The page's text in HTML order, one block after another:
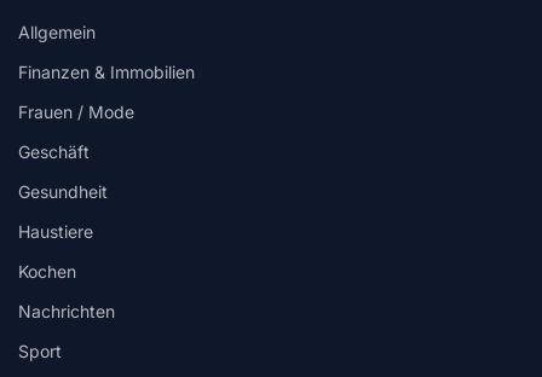
Allgemein
Finanzen & Immobilien
Frauen / Mode
Geschäft
Gesundheit
Haustiere
Kochen
Nachrichten
Sport